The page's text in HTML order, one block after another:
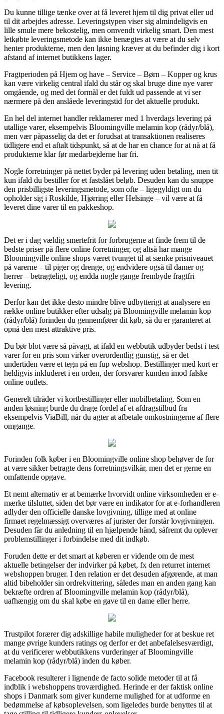
Du kunne tillige tænke over at få leveret hjem til dig privat eller ud
til dit arbejdes adresse. Leveringstypen viser sig almindeligvis en
lille smule mere bekostelig, men omvendt virkelig smart. Den mest
letkøbte leveringsmetode kan ikke benægtes at være at du selv
henter produkterne, men den løsning kræver at du befinder dig i kort
afstand af internet butikkens lager.
Fragtperioden på Hjem og have – Service – Børn – Kopper og krus
kan være virkelig central ifald du står og skal bruge dine nye varer
omgående, og med det formål er det fuldt ud passende at vi ser
nærmere på den anslåede leveringstid for det aktuelle produkt.
En hel del internet handler reklamerer med 1 hverdags levering på
utallige varer, eksempelvis Bloomingville melamin kop (rådyr/blå),
men vær påpasselig da det er forudsat at transaktionen realiseres
tidligere end et aftalt tidspunkt, så at de har en chance for at nå at få
produkterne klar før medarbejderne har fri.
Nogle forretninger på nettet byder på levering uden betaling, men tit
kun ifald du bestiller for et fastslået beløb. Desuden kan du snuppe
den prisbilligste leveringsmetode, som ofte – ligegyldigt om du
opholder sig i Roskilde, Hjørring eller Helsinge – vil være at få
leveret dine varer til en pakkeshop.
Det er i dag vældig smertefrit for forbrugerne at finde frem til de
bedste priser på flere online forretninger, og altså har mange
Bloomingville online shops været tvunget til at sænke prisniveauet
på varerne – til piger og drenge, og endvidere også til damer og
herrer – betragteligt, og endda nogle gange frembyde fragtfri
levering.
Derfor kan det ikke desto mindre blive udbytterigt at analysere en
række online butikker efter udsalg på Bloomingville melamin kop
(rådyr/blå) forinden du gennemfører dit køb, så du er garanteret at
opnå den mest attraktive pris.
Du bør blot være så påvagt, at ifald en webbutik udbyder bedst i test
varer for en pris som virker overordentlig gunstig, så er det
undertiden være et tegn på en fup webshop. Bestillinger med kort er
heldigvis inkluderet i en orden, der forsvarer kunden imod falske
online outlets.
Generelt tilråder vi kortbestillinger eller mobilbetaling. Som en
anden løsning burde du drage fordel af et afdragstilbud fra
eksempelvis ViaBill, når du agter at afbetale omkostningerne af flere
omgange.
Forinden folk køber i en Bloomingville online shop behøver de for
at være sikker betragte dens forretningsvilkår, men det er gerne en
omfattende opgave.
Et nemt alternativ er at bemærke hvorvidt online virksomheden er e-
mærke tilsluttet, siden det bør være en indikator for at e-forhandleren
adlyder den officielle danske lovgivning, tillige med at online
firmaet regelmæssigt overværes af jurister der forstår lovgivningen.
Desuden får du anledning til en hjælpende hånd, såfremt du oplever
problemstillinger i forbindelse med dit indkøb.
Foruden dette er det smart at køberen er vidende om de mest
aktuelle betingelser der indvirker på købet, fx den returret internet
webshoppen bruger. I den relation er det desuden afgørende, at man
altid bibeholder sin ordrekvittering, således man en anden gang kan
bekræfte ordren af Bloomingville melamin kop (rådyr/blå),
uafhængig om du skal købe en gave til en dame eller herre.
Trustpilot forærer dig adskillige habile muligheder for at beskue ret
mange øvrige kunders ratings og derfor er det anbefalelsesværdigt,
at du verificerer webbutikkens vurderinger af Bloomingville
melamin kop (rådyr/blå) inden du køber.
Facebook resulterer i lignende de facto solide metoder til at få
indblik i webshoppens troværdighed. Herinde er der faktisk online
shops i Danmark som giver kunderne mulighed for at udforme en
bedømmelse af købsoplevelsen, som ligeledes burde benyttes til at